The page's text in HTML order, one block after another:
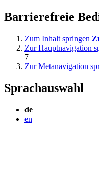
Barrierefreie
Zum Inhalt springen
Zur Hauptnavigation
7
Zur Metanavigation
Sprachauswahl
de
en